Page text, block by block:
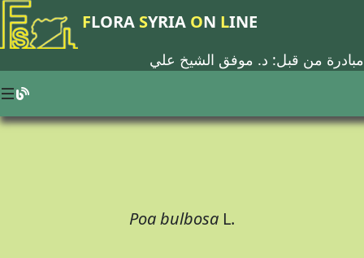
FLORA SYRIA ON LINE
مبادرة من قبل: د. موفق الشيخ علي
Poa bulbosa L.